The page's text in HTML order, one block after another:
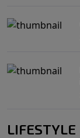
LIFESTYLE